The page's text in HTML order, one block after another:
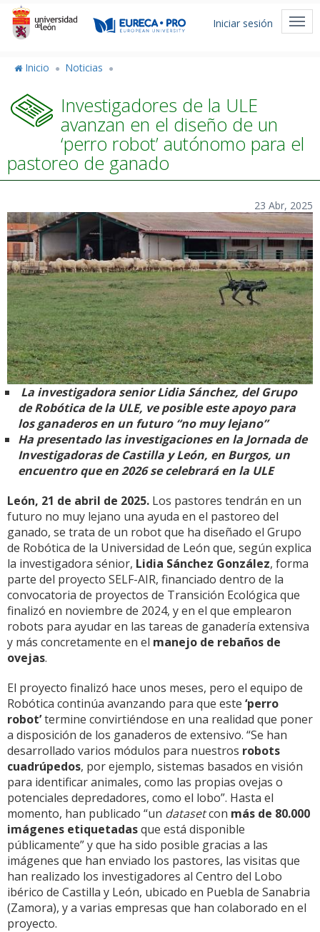
Pasar
contenido
Menú
usuario
Iniciar sesión
Inicio Noticias
Investigadores de la ULE
avanzan en el diseño de un
‘perro robot’ autónomo para el
pastoreo de ganado
23 Abr, 2025
La investigadora senior Lidia Sánchez, del Grupo
de Robótica de la ULE, ve posible este apoyo para
los ganaderos en un futuro “no muy lejano”
Ha presentado las investigaciones en la Jornada de
Investigadoras de Castilla y León, en Burgos, un
encuentro que en 2026 se celebrará en la ULE
León, 21 de abril de 2025. Los pastores tendrán en un
futuro no muy lejano una ayuda en el pastoreo del
ganado, se trata de un robot que ha diseñado el Grupo
de Robótica de la Universidad de León que, según explica
la investigadora sénior, Lidia Sánchez González, forma
parte del proyecto SELF-AIR, financiado dentro de la
convocatoria de proyectos de Transición Ecológica que
finalizó en noviembre de 2024, y en el que emplearon
robots para ayudar en las tareas de ganadería extensiva
y más concretamente en el manejo de rebaños de
ovejas.
El proyecto finalizó hace unos meses, pero el equipo de
Robótica continúa avanzando para que este ‘perro
robot’termine convirtiéndose en una realidad que poner
a disposición de los ganaderos de extensivo. “Se han
desarrollado varios módulos para nuestros robots
cuadrúpedos, por ejemplo, sistemas basados en visión
para identificar animales, como las propias ovejas o
potenciales depredadores, como el lobo”. Hasta el
momento, han publicado “un datasetcon más de 80.000
imágenes etiquetadasque está disponible
públicamente” y que ha sido posible gracias a las
imágenes que han enviado los pastores, las visitas que
han realizado los investigadores al Centro del Lobo
ibérico de Castilla y León, ubicado en Puebla de Sanabria
(Zamora), y a varias empresas que han colaborado en el
proyecto.